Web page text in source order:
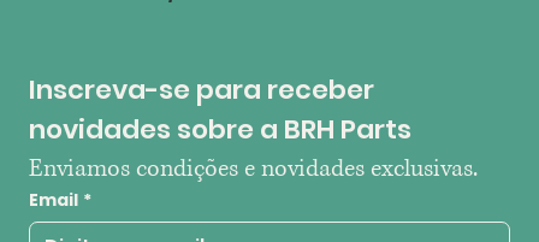
Inscreva-se para receber
novidades sobre a BRH Parts
Enviamos condições e novidades exclusivas.
Email *